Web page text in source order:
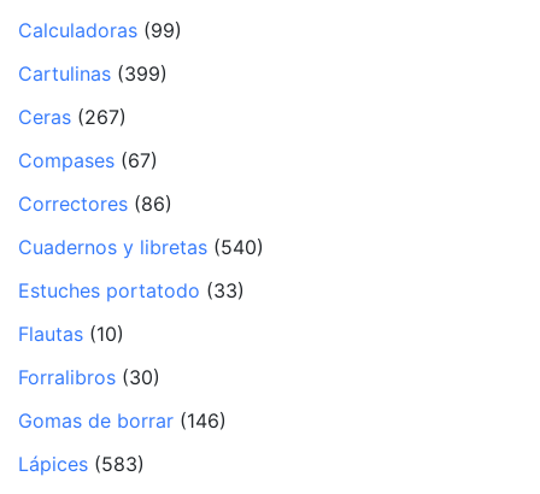
Calculadoras (99)
Cartulinas (399)
Ceras (267)
Compases (67)
Correctores (86)
Cuadernos y libretas (540)
Estuches portatodo (33)
Flautas (10)
Forralibros (30)
Gomas de borrar (146)
Lápices (583)